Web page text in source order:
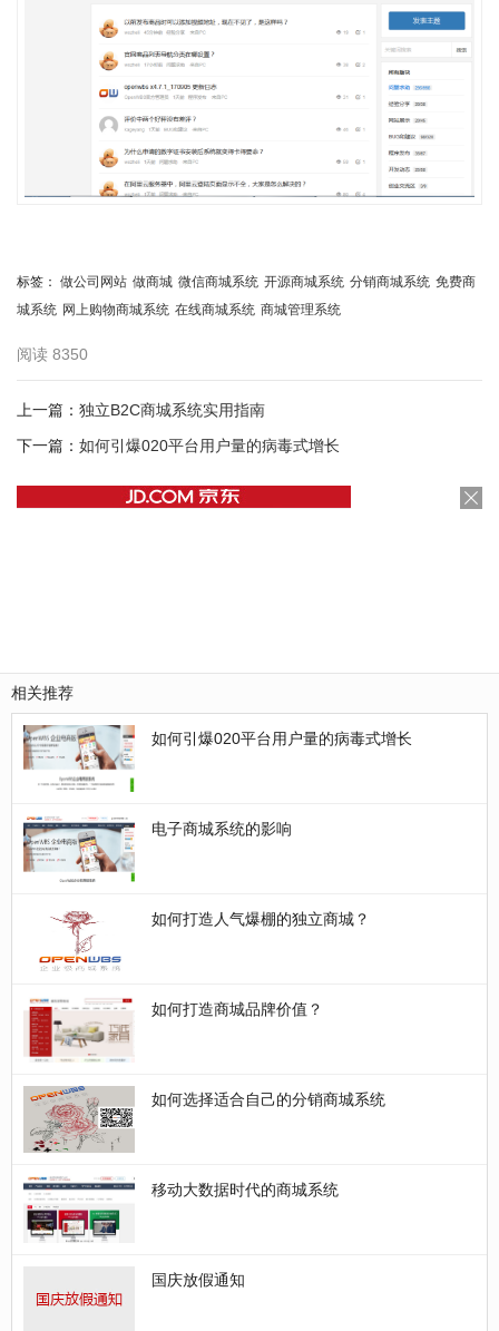
标签： 做公司网站 做商城 微信商城系统 开源商城系统 分销商城系统 免费商
城系统 网上购物商城系统 在线商城系统 商城管理系统
阅读 8350
上一篇： 独立B2C商城系统实用指南
下一篇： 如何引爆020平台用户量的病毒式增长
相关推荐
如何引爆020平台用户量的病毒式增长
电子商城系统的影响
如何打造人气爆棚的独立商城？
如何打造商城品牌价值？
如何选择适合自己的分销商城系统
移动大数据时代的商城系统
国庆放假通知